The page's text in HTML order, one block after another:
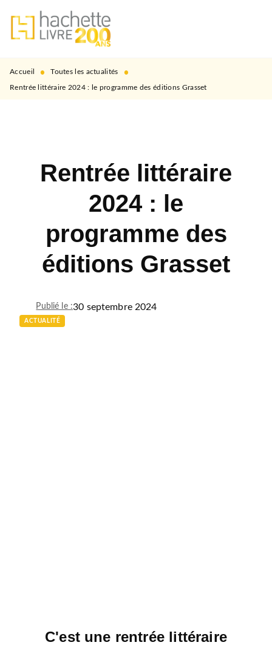
MENU RECHERCHE
PIED DE PAGE
Accueil • Toutes les actualités •
Rentrée littéraire 2024 : le programme des éditions Grasset
Rentrée littéraire
2024 : le
programme des
éditions Grasset
Publié le :30 septembre 2024
ACTUALITÉ
C'est une rentrée littéraire